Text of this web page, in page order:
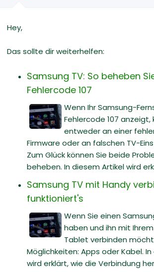
Hey,
Das sollte dir weiterhelfen:
Samsung TV: So beheben
Fehlercode 107
Wenn Ihr Samsung-
Fehlercode 107 anzeigt,
entweder an einer
Firmware oder an falschen TV-
Zum Glück können Sie beide
beheben. In diesem Artikel wird
Samsung TV mit Handy
funktioniert's
Wenn Sie einen
haben und ihn mit
Tablet verbinden
Möglichkeiten: Apps oder Kabel.
wird erklärt, wie die Verbindung